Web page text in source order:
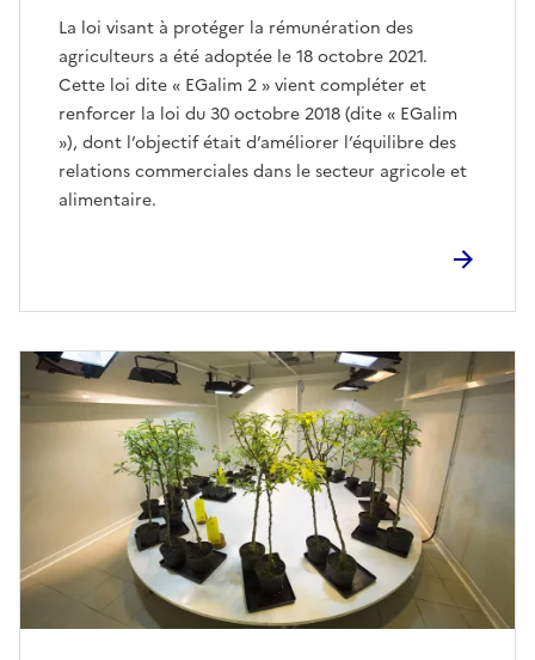
La loi visant à protéger la rémunération des
agriculteurs a été adoptée le 18 octobre 2021.
Cette loi dite « EGalim 2 » vient compléter et
renforcer la loi du 30 octobre 2018 (dite « EGalim
»), dont l’objectif était d’améliorer l’équilibre des
relations commerciales dans le secteur agricole et
alimentaire.